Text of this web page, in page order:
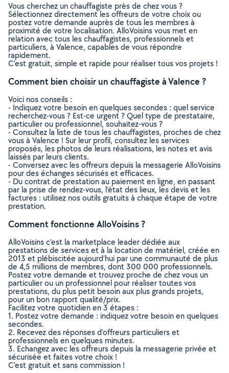
Vous cherchez un chauffagiste près de chez vous ?
Sélectionnez directement les offreurs de votre choix ou
postez votre demande auprès de tous les membres à
proximité de votre localisation. AlloVoisins vous met en
relation avec tous les chauffagistes, professionnels et
particuliers, à Valence, capables de vous répondre
rapidement.
C’est gratuit, simple et rapide pour réaliser tous vos projets !
Comment bien choisir un chauffagiste à Valence ?
Voici nos conseils :
- Indiquez votre besoin en quelques secondes : quel service
recherchez-vous ? Est-ce urgent ? Quel type de prestataire,
particulier ou professionnel, souhaitez-vous ?
- Consultez la liste de tous les chauffagistes, proches de chez
vous à Valence ! Sur leur profil, consultez les services
proposés, les photos de leurs réalisations, les notes et avis
laissés par leurs clients.
- Conversez avec les offreurs depuis la messagerie AlloVoisins
pour des échanges sécurisés et efficaces.
- Du contrat de prestation au paiement en ligne, en passant
par la prise de rendez-vous, l’état des lieux, les devis et les
factures : utilisez nos outils gratuits à chaque étape de votre
prestation.
Comment fonctionne AlloVoisins ?
AlloVoisins c’est la marketplace leader dédiée aux
prestations de services et à la location de matériel, créée en
2013 et plébiscitée aujourd’hui par une communauté de plus
de 4,5 millions de membres, dont 300 000 professionnels.
Postez votre demande et trouvez proche de chez vous un
particulier ou un professionnel pour réaliser toutes vos
prestations, du plus petit besoin aux plus grands projets,
pour un bon rapport qualité/prix.
Facilitez votre quotidien en 3 étapes :
1. Postez votre demande : indiquez votre besoin en quelques
secondes.
2. Recevez des réponses d’offreurs particuliers et
professionnels en quelques minutes.
3. Echangez avec les offreurs depuis la messagerie privée et
sécurisée et faites votre choix !
C’est gratuit et sans commission !